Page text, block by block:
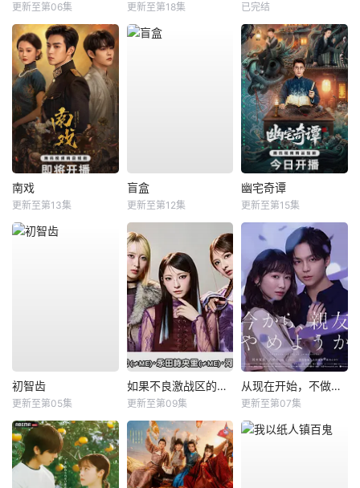
更新至第06集 更新至第18集 已完结
南戏
更新至第13集
盲盒
更新至第12集
幽宅奇谭
更新至第15集
初智齿
更新至第05集
如果不良激战区的四天王转生成了偶像团体？
更新至第09集
从现在开始，不做朋友了吧。
更新至第07集